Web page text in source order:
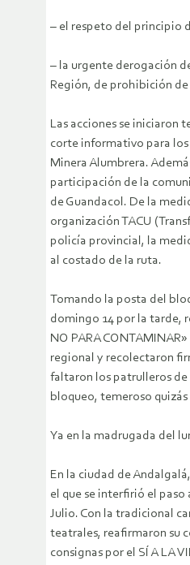
– el respeto del principio
– la urgente derogación
Región, de prohibición
Las acciones se iniciaron
corte informativo para los
Minera Alumbrera.
participación de la
de Guandacol. De la
organización TACU
policía provincial, la
al costado de la ruta.
Tomando la posta del
domingo 14 por la tarde,
NO PARA
regional y recolectaron
faltaron los patrulleros de
bloqueo, temeroso
Ya en la madrugada del
En la ciudad de
el que se interfirió el
Julio. Con la tradicional
teatrales, reafirmaron su
consignas por el SÍ A LA